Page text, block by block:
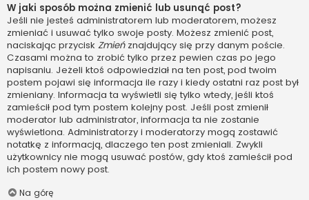
W jaki sposób można zmienić lub usunąć post?
Jeśli nie jesteś administratorem lub moderatorem, możesz
zmieniać i usuwać tylko swoje posty. Możesz zmienić post,
naciskając przycisk Zmieńznajdujący się przy danym poście.
Czasami można to zrobić tylko przez pewien czas po jego
napisaniu. Jeżeli ktoś odpowiedział na ten post, pod twoim
postem pojawi się informacja ile razy i kiedy ostatni raz post był
zmieniany. Informacja ta wyświetli się tylko wtedy, jeśli ktoś
zamieścił pod tym postem kolejny post. Jeśli post zmienił
moderator lub administrator, informacja ta nie zostanie
wyświetlona. Administratorzy i moderatorzy mogą zostawić
notatkę z informacją, dlaczego ten post zmieniali. Zwykli
użytkownicy nie mogą usuwać postów, gdy ktoś zamieścił pod
ich postem nowy post.
Na górę